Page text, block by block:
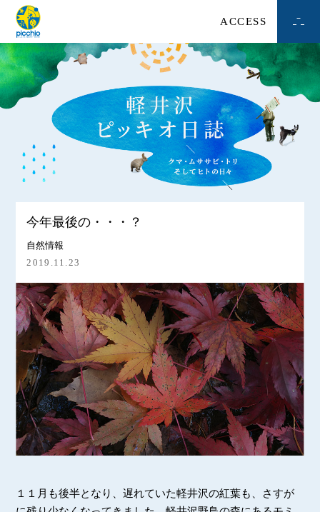
ACCESS
今年最後の・・・？
自然情報
2019.11.23
１１月も後半となり、遅れていた軽井沢の紅葉も、さすが